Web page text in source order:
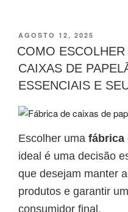
AGOSTO 12, 2025
COMO
CAIXAS DE
ESSENCIAIS E
Escolher uma fábrica
ideal é uma decisão
que desejam manter
produtos e garantir
consumidor final.